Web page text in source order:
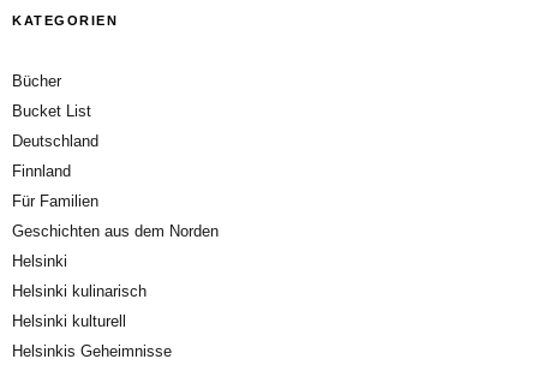
KATEGORIEN
Bücher
Bucket List
Deutschland
Finnland
Für Familien
Geschichten aus dem Norden
Helsinki
Helsinki kulinarisch
Helsinki kulturell
Helsinkis Geheimnisse